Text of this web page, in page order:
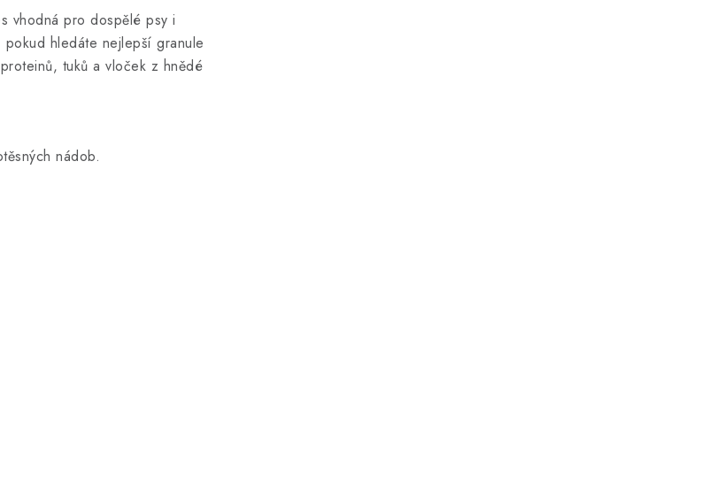
vhodná pro dospělé psy i
hledáte nejlepší granule
tuků a vloček z hnědé
nádob.